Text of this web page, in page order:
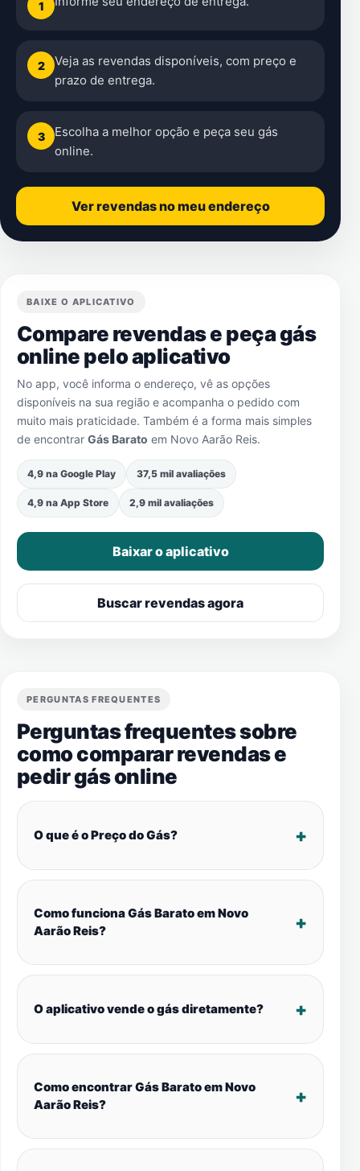
1
2
Veja as revendas disponíveis, com preço e
prazo de entrega.
3
Escolha a melhor opção e peça seu gás
online.
Ver revendas no meu endereço
BAIXE O APLICATIVO
Compare revendas e peça gás
online pelo aplicativo
No app, você informa o endereço, vê as opções
disponíveis na sua região e acompanha o pedido com
muito mais praticidade. Também é a forma mais simples
de encontrar Gás Barato em Novo Aarão Reis.
4,9 na Google Play 37,5 mil avaliações
4,9 na App Store 2,9 mil avaliações
Baixar o aplicativo
Buscar revendas agora
PERGUNTAS FREQUENTES
Perguntas frequentes sobre
como comparar revendas e
pedir gás online
O que é o Preço do Gás?
Como funciona Gás Barato em Novo
Aarão Reis?
O aplicativo vende o gás diretamente?
Como encontrar Gás Barato em Novo
Aarão Reis?